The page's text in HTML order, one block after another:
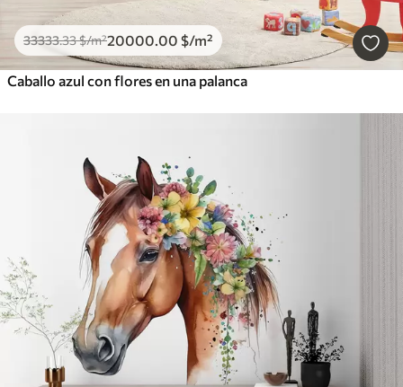
33333.33$/m²20000.00 $/m²
Caballo azul con flores en una palanca